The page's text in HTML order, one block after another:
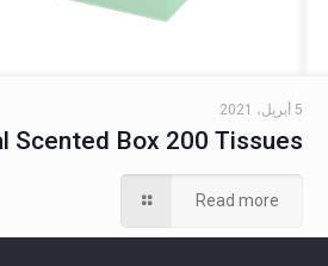
5 أبريل، 2021
Scented Box 200 Tissues
Read more